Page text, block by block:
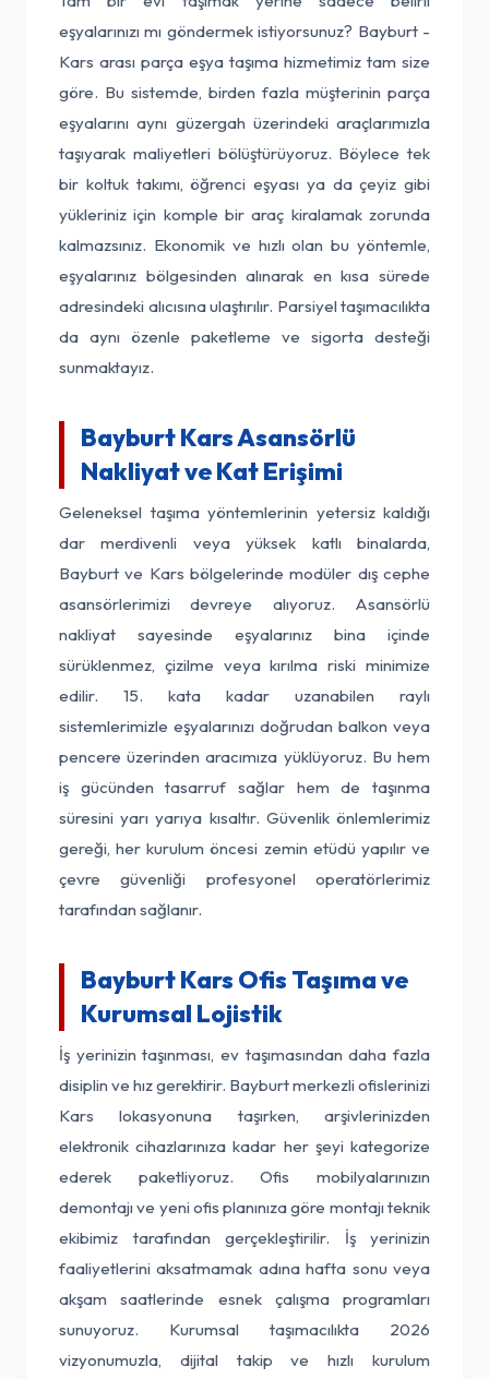
eşyalarınızı mı göndermek istiyorsunuz? Bayburt -
Kars arası parça eşya taşıma hizmetimiz tam size
göre. Bu sistemde, birden fazla müşterinin parça
eşyalarını aynı güzergah üzerindeki araçlarımızla
taşıyarak maliyetleri bölüştürüyoruz. Böylece tek
bir koltuk takımı, öğrenci eşyası ya da çeyiz gibi
yükleriniz için komple bir araç kiralamak zorunda
kalmazsınız. Ekonomik ve hızlı olan bu yöntemle,
eşyalarınız bölgesinden alınarak en kısa sürede
adresindeki alıcısına ulaştırılır. Parsiyel taşımacılıkta
da aynı özenle paketleme ve sigorta desteği
sunmaktayız.
Bayburt Kars Asansörlü
Nakliyat ve Kat Erişimi
Geleneksel taşıma yöntemlerinin yetersiz kaldığı
dar merdivenli veya yüksek katlı binalarda,
Bayburt ve Kars bölgelerinde modüler dış cephe
asansörlerimizi devreye alıyoruz. Asansörlü
nakliyat sayesinde eşyalarınız bina içinde
sürüklenmez, çizilme veya kırılma riski minimize
edilir. 15. kata kadar uzanabilen raylı
sistemlerimizle eşyalarınızı doğrudan balkon veya
pencere üzerinden aracımıza yüklüyoruz. Bu hem
iş gücünden tasarruf sağlar hem de taşınma
süresini yarı yarıya kısaltır. Güvenlik önlemlerimiz
gereği, her kurulum öncesi zemin etüdü yapılır ve
çevre güvenliği profesyonel operatörlerimiz
tarafından sağlanır.
Bayburt Kars Ofis Taşıma ve
Kurumsal Lojistik
İş yerinizin taşınması, ev taşımasından daha fazla
disiplin ve hız gerektirir. Bayburt merkezli ofislerinizi
Kars lokasyonuna taşırken, arşivlerinizden
elektronik cihazlarınıza kadar her şeyi kategorize
ederek paketliyoruz. Ofis mobilyalarınızın
demontajı ve yeni ofis planınıza göre montajı teknik
ekibimiz tarafından gerçekleştirilir. İş yerinizin
faaliyetlerini aksatmamak adına hafta sonu veya
akşam saatlerinde esnek çalışma programları
sunuyoruz. Kurumsal taşımacılıkta 2026
vizyonumuzla, dijital takip ve hızlı kurulum